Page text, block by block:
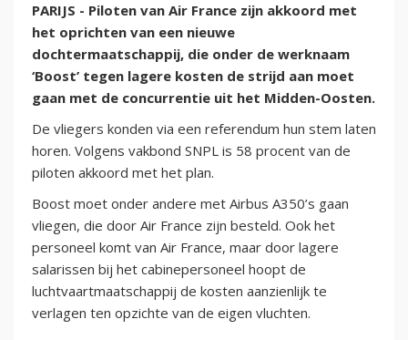
PARIJS - Piloten van Air France zijn akkoord met
het oprichten van een nieuwe
dochtermaatschappij, die onder de werknaam
‘Boost’ tegen lagere kosten de strijd aan moet
gaan met de concurrentie uit het Midden-Oosten.
De vliegers konden via een referendum hun stem laten
horen. Volgens vakbond SNPL is 58 procent van de
piloten akkoord met het plan.
Boost moet onder andere met Airbus A350’s gaan
vliegen, die door Air France zijn besteld. Ook het
personeel komt van Air France, maar door lagere
salarissen bij het cabinepersoneel hoopt de
luchtvaartmaatschappij de kosten aanzienlijk te
verlagen ten opzichte van de eigen vluchten.